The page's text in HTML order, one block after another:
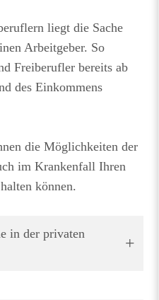
liegt die Sache
Arbeitgeber. So
Freiberufler bereits ab
des Einkommens
die Möglichkeiten der
im Krankenfall Ihren
können.
in der privaten